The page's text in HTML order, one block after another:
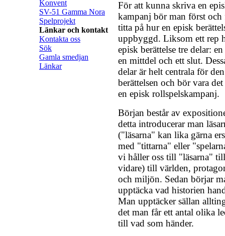
Konvent
SV-51 Gamma Nora
Spelprojekt
Länkar och kontakt
Kontakta oss
Sök
Gamla smedjan
Länkar
För att kunna skriva en
kampanj bör man först och
titta på hur en episk
uppbyggd. Liksom ett rep
episk berättelse tre delar:
en mittdel och ett slut.
delar är helt centrala för
berättelsen och bör vara
en episk rollspelskampanj.
Början består av
detta introducerar man
("läsarna" kan lika gärna
med "tittarna" eller
vi håller oss till "läsarna"
vidare) till världen,
och miljön. Sedan börjar
upptäcka vad historien
Man upptäcker sällan
det man får ett antal olika
till vad som händer.